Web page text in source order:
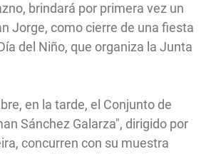
brindará por primera vez un
Jorge, como cierre de una fiesta
del Niño, que organiza la Junta
en la tarde, el Conjunto de
Sánchez Galarza", dirigido por
concurren con su muestra